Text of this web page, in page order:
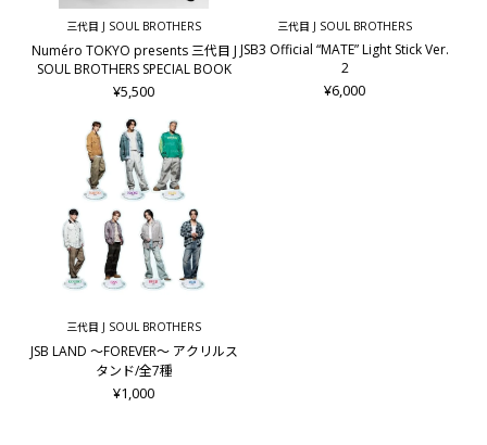
三代目 J SOUL BROTHERS
Numéro TOKYO presents 三代目 J
SOUL BROTHERS SPECIAL BOOK
¥5,500
三代目 J SOUL BROTHERS
JSB3 Official “MATE” Light Stick Ver.
2
¥6,000
三代目 J SOUL BROTHERS
JSB LAND ～FOREVER～ アクリルス
タンド/全7種
¥1,000